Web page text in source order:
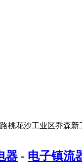
桃花沙工业区乔森新
器- 电子镇流